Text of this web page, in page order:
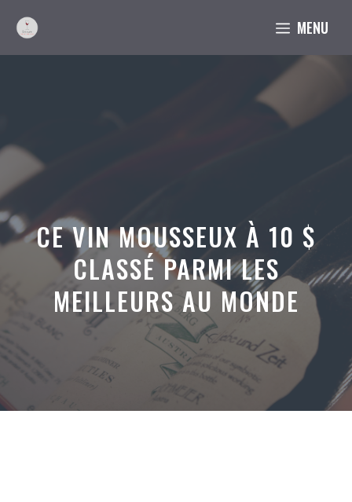
contenu
MENU
CE VIN MOUSSEUX À 10 $
CLASSÉ PARMI LES
MEILLEURS AU MONDE